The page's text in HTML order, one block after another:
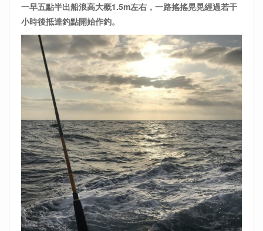
一早五點半出船浪高大概1.5m左右，一路搖搖晃晃經過若干
小時後抵達釣點開始作釣。